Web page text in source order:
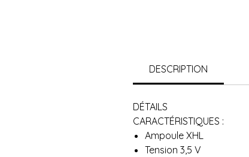
DESCRIPTION
DÉTAILS
CARACTÉRISTIQUES :
Ampoule XHL
Tension 3,5 V